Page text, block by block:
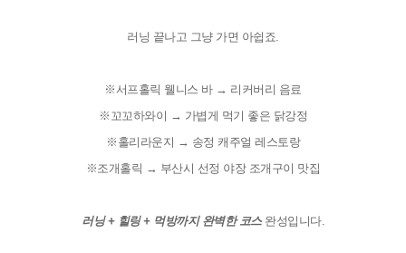
러닝 끝나고 그냥 가면 아쉽죠.
※서프홀릭 웰니스 바 → 리커버리 음료
※꼬꼬하와이 → 가볍게 먹기 좋은 닭강정
※홀리라운지 → 송정 캐주얼 레스토랑
※조개홀릭 → 부산시 선정 야장 조개구이 맛집
러닝 + 힐링 + 먹방까지 완벽한 코스 완성입니다.